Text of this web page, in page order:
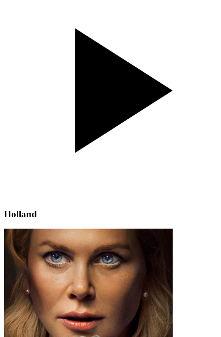
Holland